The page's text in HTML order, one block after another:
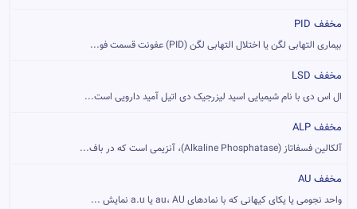
مخفف PID
بیماری التهابی لگن یا اختلال التهابی لگن (PID) عفونت قسمت فو...
مخفف LSD
ال اس دی با نام شیمیایی اسید لیزرجیک دی اتیل آمید دارویی است...
مخفف ALP
آلکالین فسفاتاز (Alkaline Phosphatase)، آنزیمی است که در باف...
مخفف AU
واحد نجومی یا یکای کیهانی که با نمادهای au، AU یا a.u نمایش ...